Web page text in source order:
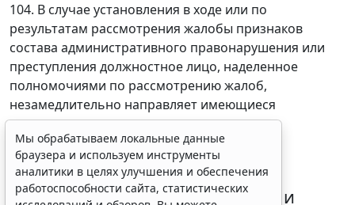
104. В случае установления в ходе или по
результатам рассмотрения жалобы признаков
состава административного правонарушения или
преступления должностное лицо, наделенное
полномочиями по рассмотрению жалоб,
незамедлительно направляет имеющиеся
материалы в органы прокуратуры.
Право заявителя на получение
информации и документов,
необходимых для обоснования и
Мы обрабатываем локальные данные
браузера и используем инструменты
аналитики в целях улучшения и обеспечения
работоспособности сайта, статистических